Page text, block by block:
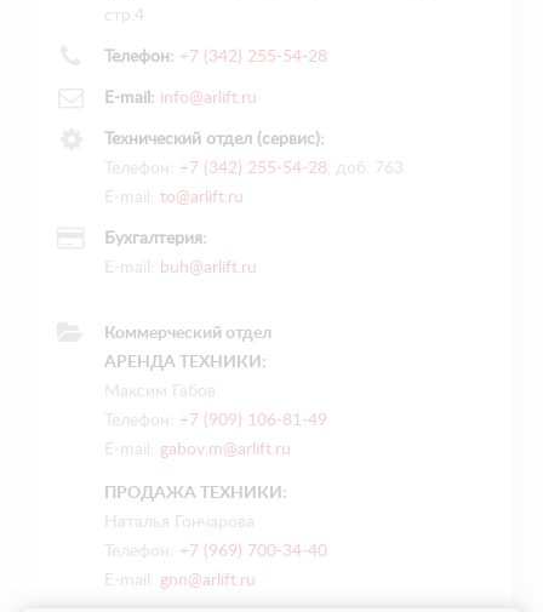
стр.4
Телефон: +7 (342) 255-54-28
E-mail: info@arlift.ru
Технический отдел (сервис):
Телефон: +7 (342) 255-54-28, доб. 763
E-mail: to@arlift.ru
Бухгалтерия:
E-mail: buh@arlift.ru
Коммерческий отдел
АРЕНДА ТЕХНИКИ:
Максим Габов
Телефон: +7 (909) 106-81-49
E-mail: gabov.m@arlift.ru
ПРОДАЖА ТЕХНИКИ:
Наталья Гончарова
Телефон: +7 (969) 700-34-40
E-mail: gnn@arlift.ru